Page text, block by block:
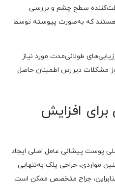
سطح چشم و بررسی
هستند که به‌صورت پیوسته توسط
طولانی‌مدت مورد نیاز
مشکلات دیررس اطمینان حاصل
افزایش
شلی پوست پیشانی عامل اصلی ایجاد
مواردی، جراحی پلک به‌تنهایی
جراح متخصص ممکن است